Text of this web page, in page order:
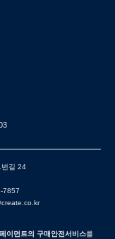
번길 24
7857
이먼트의 구매안전서비스를